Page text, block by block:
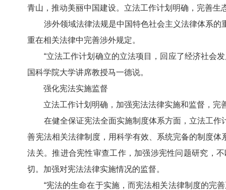
青山，推动美丽中国建设。立法工作计划明确，完善
涉外领域法律法规是中国特色社会主义法律体系的
重在相关法律中完善涉外规定。
“立法工作计划确立的立法项目，回应了经济社会发
国科学院大学讲席教授马一德说。
强化宪法实施监督
立法工作计划明确，加强宪法法律实施和监督，完
在健全保证宪法全面实施制度体系方面，立法工作
善宪法相关法律制度，用科学有效、系统完备的制度
法关。推进合宪性审查工作，加强涉宪性问题研究，
切。加强对宪法法律实施情况的监督。
“宪法的生命在于实施，而宪法相关法律制度的完善